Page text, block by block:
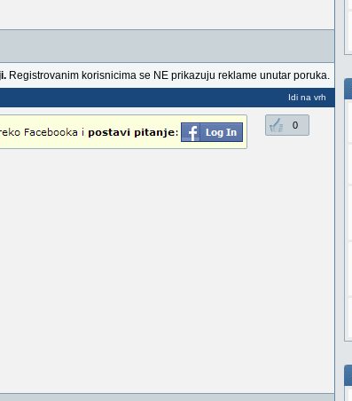
Registrovanim korisnicima se NE prikazuju reklame unutar poruka.
Idi na vrh
0